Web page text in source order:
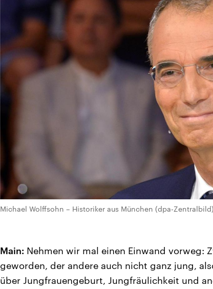
Michael Wolffsohn – Historiker aus München (dpa-Zentralbild)
Main: Nehmen wir mal einen Einwand vorweg:
geworden, der andere auch nicht ganz jung,
über Jungfrauengeburt, Jungfräulichkeit und